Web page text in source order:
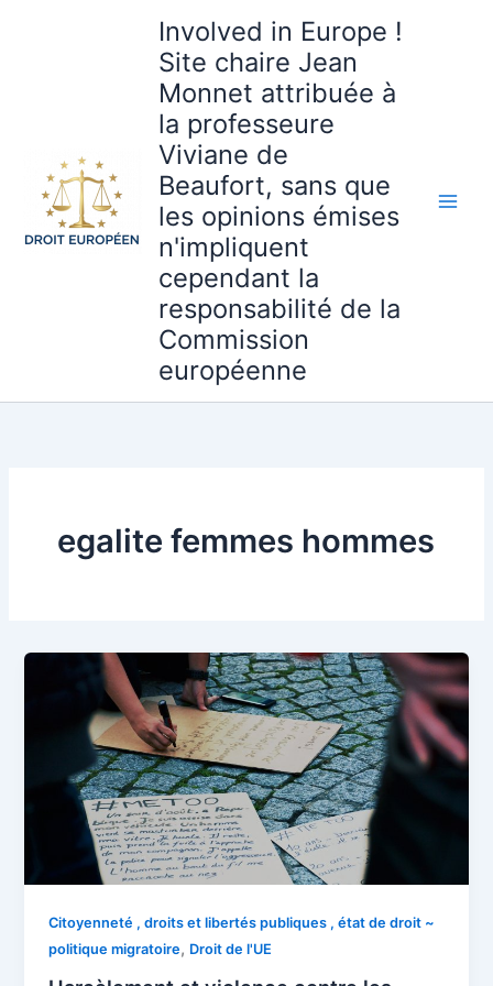
Involved in Europe !
Site chaire Jean
Monnet attribuée à
la professeure
Viviane de
Beaufort, sans que
les opinions émises
n'impliquent
cependant la
responsabilité de la
Commission
européenne
egalite femmes hommes
Citoyenneté , droits et libertés publiques , état de droit ~
politique migratoire, Droit de l'UE